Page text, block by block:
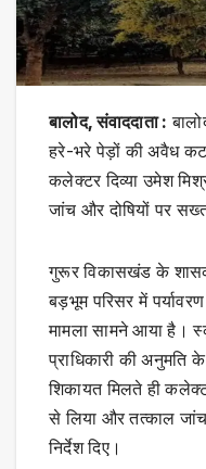
बालोद, संवाददाता :
हरे-भरे पेड़ों की अवैध
कलेक्टर दिव्या उमेश
जांच और दोषियों पर सख्त
गुरूर विकासखंड के
बड़भूम परिसर में
मामला सामने आया है।
प्राधिकारी की अनुमति
शिकायत मिलते ही
से लिया और तत्काल जांच
निर्देश दिए।